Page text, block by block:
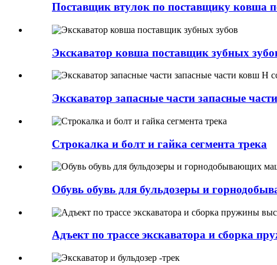
Поставщик втулок по поставщику ковша
Экскаватор ковша поставщик зубных
Экскаватор запасные части запасные
Строкалка и болт и гайка сегмента трека
Обувь обувь для бульдозеры и
Адъект по трассе экскаватора и сборка